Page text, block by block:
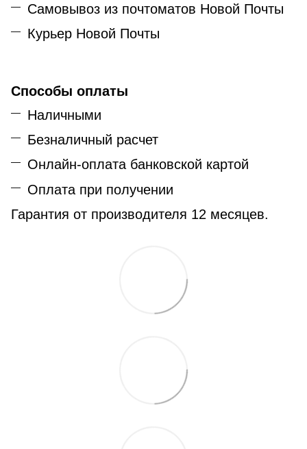
Самовывоз из почтоматов Новой Почты
Курьер Новой Почты
Способы оплаты
Наличными
Безналичный расчет
Онлайн-оплата банковской картой
Оплата при получении
Гарантия от производителя 12 месяцев.